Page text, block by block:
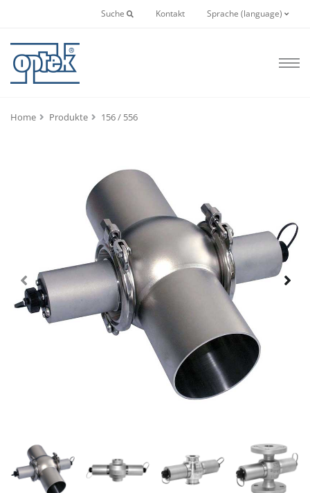
Suche Kontakt Sprache (language)
Home Produkte 156 / 556